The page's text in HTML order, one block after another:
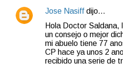
a
Jose Nasiff dijo…
Hola Doctor Saldana,
un consejo o mejor
mi abuelo tiene 77
CP hace ya unos 2
recibido una serie de